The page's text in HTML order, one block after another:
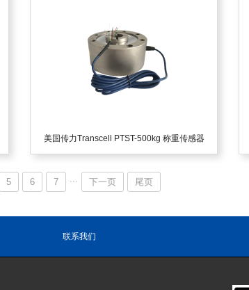
美国传力Transcell PTST-500kg 称重传感器
5 6 7 ... 下一页 尾页
联系我们